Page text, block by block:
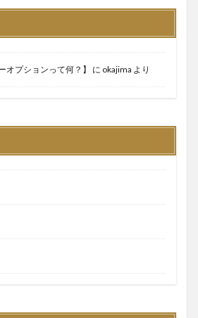
オプションって何？】 に okajima より